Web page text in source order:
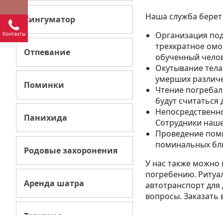
Сингуматор
Отпевание
Поминки
Панихида
Родовые захоронения
Аренда шатра
Наша служба
Организация
трехкратное
обученный
Окутывание
умерших
Чтение
будут
Сотрудники
Проведение
поминальных
У нас также можно
погребению.
автотранспорт
вопросы.
Контакты